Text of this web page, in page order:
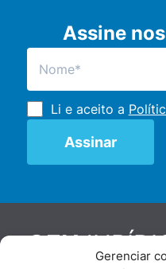
Gerenciar
Assine
Li e aceito a
GEN